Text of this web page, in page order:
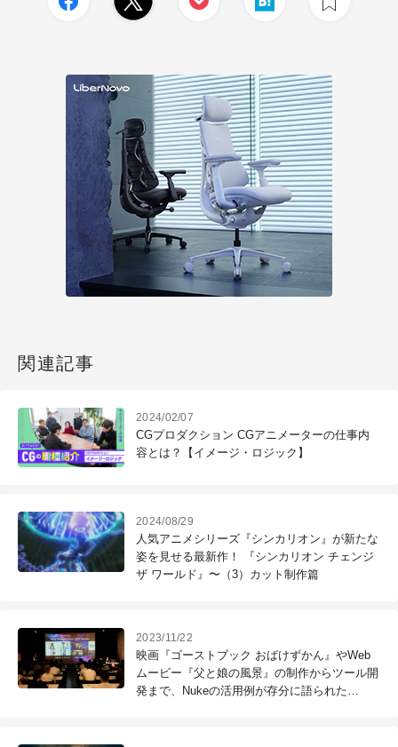
関連記事
2024/02/07
CGプロダクション CGアニメーターの仕事内
容とは？【イメージ・ロジック】
2024/08/29
人気アニメシリーズ『シンカリオン』が新たな
姿を見せる最新作！ 『シンカリオン チェンジ
ザ ワールド』〜（3）カット制作篇
2023/11/22
映画『ゴーストブック おばけずかん』やWeb
ムービー『父と娘の風景』の制作からツール開
発まで、Nukeの活用例が存分に語られた